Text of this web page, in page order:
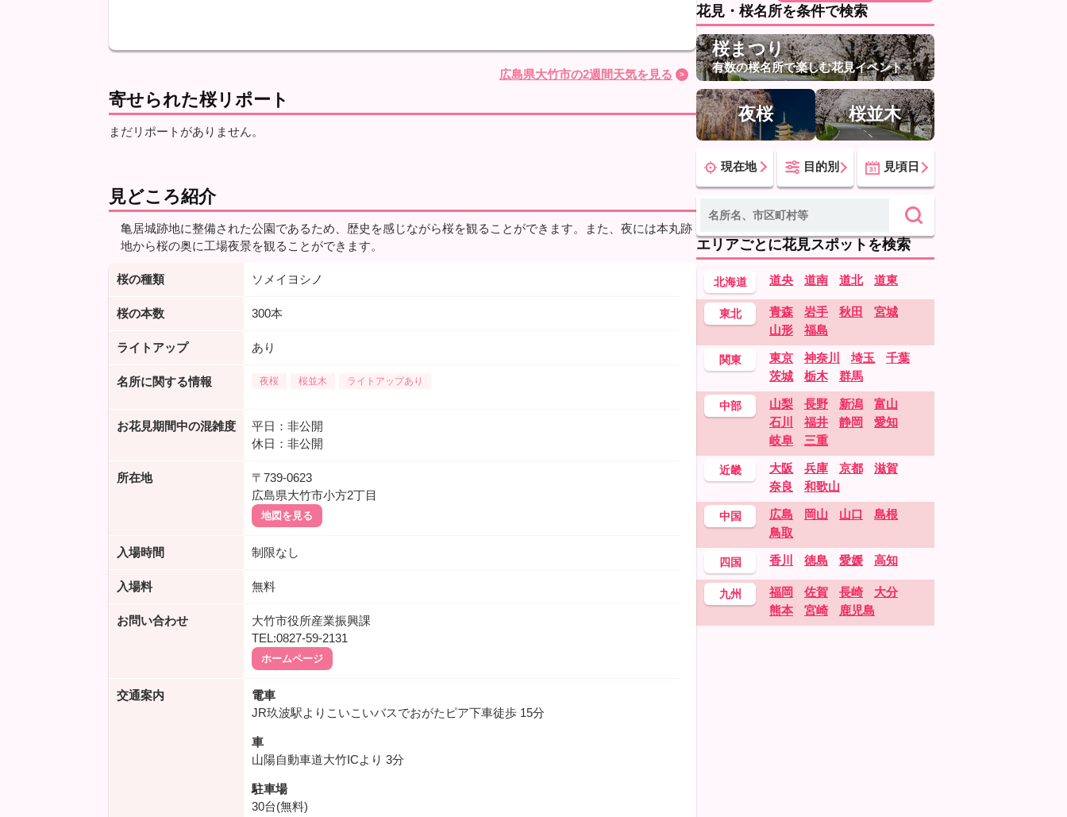
広島県大竹市の2週間天気を見る
寄せられた桜リポート
まだリポートがありません。
見どころ紹介
亀居城跡地に整備された公園であるため、歴史を感じながら桜を観ることができます。また、夜には本丸跡
地から桜の奥に工場夜景を観ることができます。
桜の種類 ソメイヨシノ
桜の本数 300本
ライトアップ あり
名所に関する情報 夜桜 桜並木 ライトアップあり
お花見期間中の混雑度
平日：非公開
休日：非公開
所在地
〒739-0623
広島県大竹市小方2丁目
地図を見る
入場時間 制限なし
入場料 無料
お問い合わせ
大竹市役所産業振興課
TEL:0827-59-2131
ホームページ
交通案内
電車
JR玖波駅よりこいこいバスでおがたピア下車徒歩 15分
車
山陽自動車道大竹ICより 3分
駐車場
30台(無料)
花見・桜名所を条件で検索
桜まつり
有数の桜名所で楽しむ花見イベント
夜桜 桜並木
現在地 目的別 見頃日
エリアごとに花見スポットを検索
北海道 道央 道南 道北 道東
東北 青森 岩手 秋田
宮城
山形
福島
関東 東京 神奈川 埼玉
千葉
茨城
栃木 群馬
中部 山梨 長野 新潟
富山
石川
福井 静岡
愛知
岐阜
三重
近畿 大阪 兵庫 京都
滋賀
奈良
和歌山
中国 広島 岡山 山口
島根
鳥取
四国 香川 徳島 愛媛 高知
九州 福岡 佐賀 長崎
大分
熊本
宮崎 鹿児島